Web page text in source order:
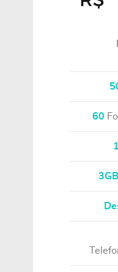
60
3GB